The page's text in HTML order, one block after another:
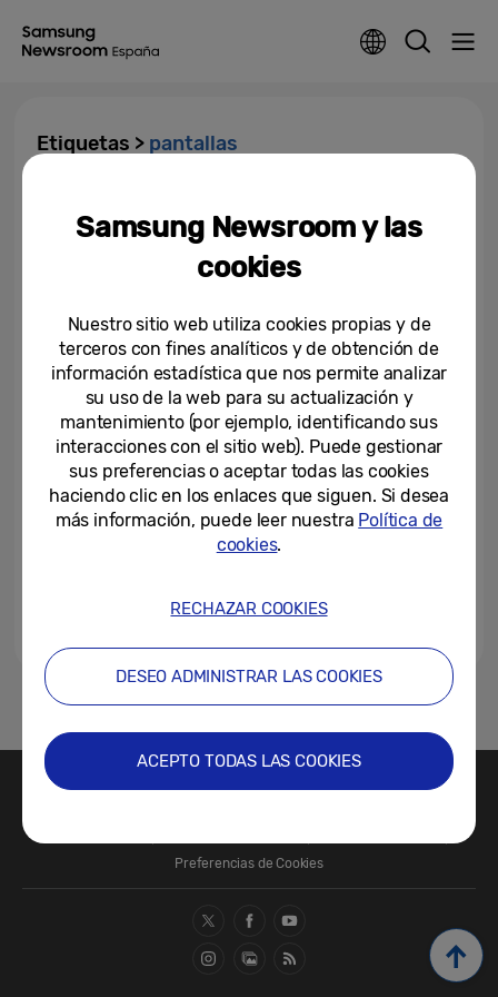
Etiquetas > pantallas
su Interactive Display, una
pantalla interactiva con...
The Wall 2021 de Samsung (IWA)
ya está disponible en todo el
mundo
21-07-2021
Samsung muestra sus últimas
soluciones en señalización
exterior en las XXVIII...
17-06-2019
1
Términos de Uso
Preferencias de Cookies
Samsung Newsroom y las
cookies
Nuestro sitio web utiliza cookies propias y de
terceros con fines analíticos y de obtención de
información estadística que nos permite analizar
su uso de la web para su actualización y
mantenimiento (por ejemplo, identificando sus
interacciones con el sitio web). Puede gestionar
sus preferencias o aceptar todas las cookies
haciendo clic en los enlaces que siguen. Si desea
más información, puede leer nuestra Política de
cookies.
RECHAZAR COOKIES
DESEO ADMINISTRAR LAS COOKIES
ACEPTO TODAS LAS COOKIES